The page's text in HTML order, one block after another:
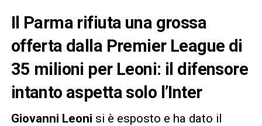
Il Parma rifiuta una grossa
offerta dalla Premier League di
35 milioni per Leoni: il difensore
intanto aspetta solo l’Inter
Giovanni Leoni si è esposto e ha dato il